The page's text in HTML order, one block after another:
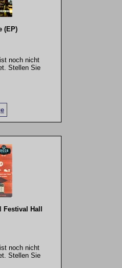
(EP)
noch nicht
Stellen Sie
Festival Hall
noch nicht
Stellen Sie